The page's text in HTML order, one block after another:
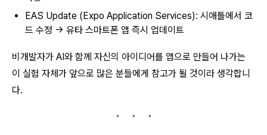
EAS Update (Expo Application Services): 시애틀에서 코
드 수정 → 유타 스마트폰 앱 즉시 업데이트
비개발자가 AI와 함께 자신의 아이디어를 앱으로 만들어 나가는
이 실험 자체가 앞으로 많은 분들에게 참고가 될 것이라 생각합니
다.